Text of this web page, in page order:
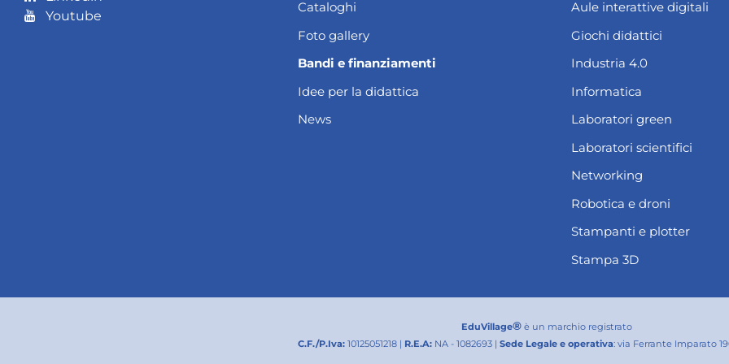
Youtube
Cataloghi
Foto gallery
Bandi e finanziamenti
Idee per la didattica
News
Aule interattive digitali
Giochi didattici
Industria 4.0
Informatica
Laboratori green
Laboratori scientifici
Networking
Robotica e droni
Stampanti e plotter
Stampa 3D
EduVillage® è un marchio registrato
C.F./P.Iva: 10125051218 | R.E.A: NA - 1082693 | Sede Legale e operativa: via Ferrante Imparato